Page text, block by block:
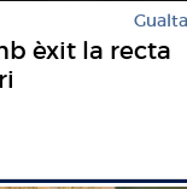
Gualta
èxit la recta